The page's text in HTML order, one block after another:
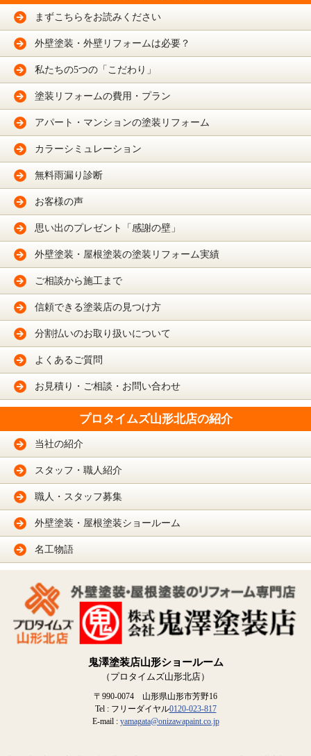
まずこちらをお読みください
外壁塗装・外壁リフォームは必要？
私たちの5つの「こだわり」
塗装リフォームの費用・プラン
アパート・マンションの塗装リフォーム
カラーシミュレーション
無料雨漏り診断
お客様の声
思い出のプレゼント「感謝の壁」
外壁塗装・屋根塗装の塗装リフォーム実績
ご相談から施工まで
信頼できる塗装店の見つけ方
分割払いのお取り扱いについて
よくあるご質問
お見積り・ご相談・お問い合わせ
プロタイムズ山形北店の紹介
当社の紹介
スタッフ・職人紹介
職人・スタッフ募集
外壁塗装・屋根塗装ショールーム
名工物語
鬼澤塗装店山形ショールーム
（プロタイムズ山形北店）
〒990-0074 山形県山形市芳野16
Tel : フリーダイヤル0120-023-817
E-mail : yamagata@onizawapaint.co.jp